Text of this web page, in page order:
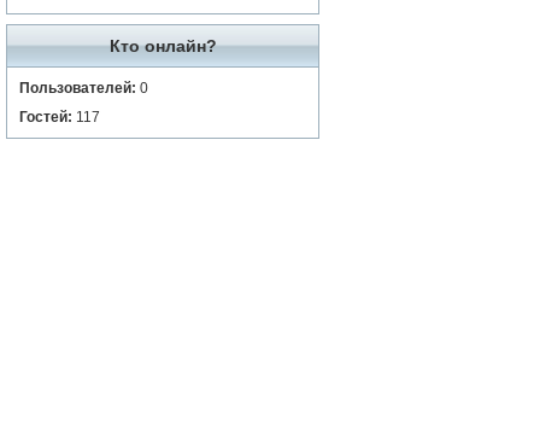
Кто онлайн?
Пользователей: 0
Гостей: 117